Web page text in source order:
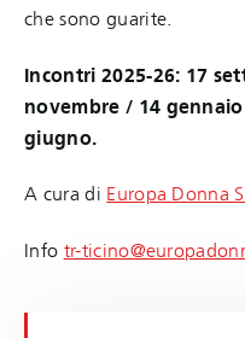
che sono guarite.
Incontri 2025-26: 17
novembre / 14
giugno.
A cura di Europa Donna
Info tr-